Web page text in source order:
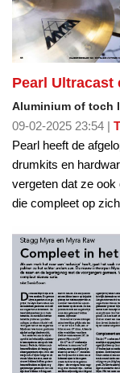
Pearl Ultracast
Aluminium of toch
09-02-2025 23:54 |
Pearl heeft de
drumkits en
vergeten dat ze ook
die compleet op